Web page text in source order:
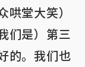
堂大笑）
们是）第三
的。我们也